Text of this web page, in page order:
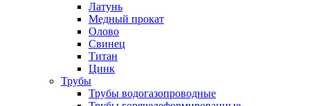
Латунь
Медный прокат
Олово
Свинец
Титан
Цинк
Трубы
Трубы водогазопроводные